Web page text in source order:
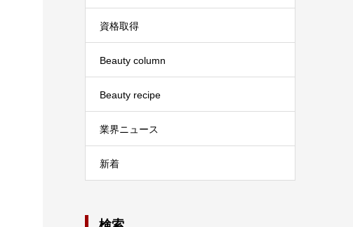
資格取得
Beauty column
Beauty recipe
業界ニュース
新着